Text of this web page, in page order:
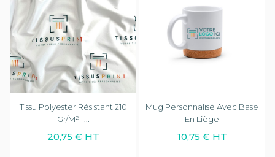
Tissu Polyester Résistant 210
Gr/m² -...
20,75 € HT
Mug Personnalisé Avec Base
En Liège
10,75 € HT